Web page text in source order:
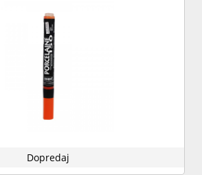
Dopredaj